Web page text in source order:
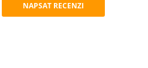
NAPSAT RECENZI